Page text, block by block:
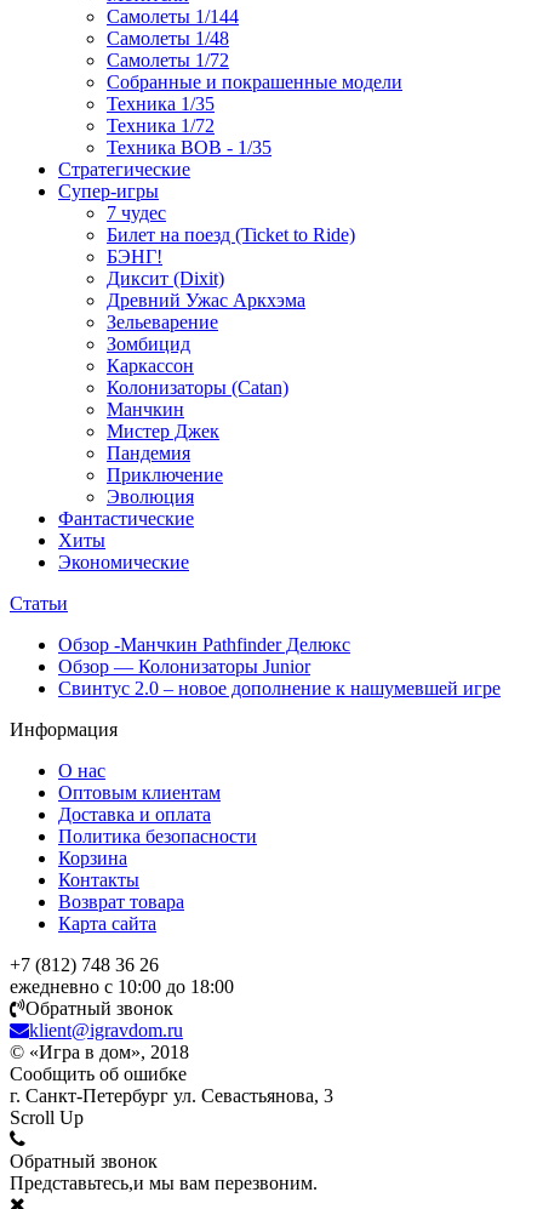
Самолеты 1/144
Самолеты 1/48
Самолеты 1/72
Собранные и покрашенные модели
Техника 1/35
Техника 1/72
Техника ВОВ - 1/35
Стратегические
Супер-игры
7 чудес
Билет на поезд (Ticket to Ride)
БЭНГ!
Диксит (Dixit)
Древний Ужас Аркхэма
Зельеварение
Зомбицид
Каркассон
Колонизаторы (Catan)
Манчкин
Мистер Джек
Пандемия
Приключение
Эволюция
Фантастические
Хиты
Экономические
Статьи
Обзор -Манчкин Pathfinder Делюкс
Обзор — Колонизаторы Junior
Свинтус 2.0 – новое дополнение к нашумевшей игре
Информация
О нас
Оптовым клиентам
Доставка и оплата
Политика безопасности
Корзина
Контакты
Возврат товара
Карта сайта
+7 (812) 748 36 26
ежедневно с 10:00 до 18:00
Обратный звонок
klient@igravdom.ru
© «Игра в дом», 2018
Сообщить об ошибке
г. Санкт-Петербург ул. Севастьянова, 3
Scroll Up
Обратный звонок
Представьтесь,и мы вам перезвоним.